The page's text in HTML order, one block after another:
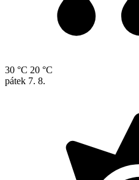
30 °C 20 °C
pátek 7. 8.